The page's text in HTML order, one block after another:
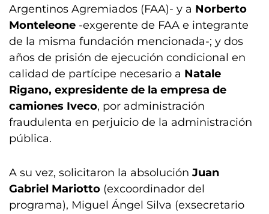
Argentinos Agremiados (FAA)- y a Norberto
Monteleone -exgerente de FAA e integrante
de la misma fundación mencionada-; y dos
años de prisión de ejecución condicional en
calidad de partícipe necesario a Natale
Rigano, expresidente de la empresa de
camiones Iveco, por administración
fraudulenta en perjuicio de la administración
pública.
A su vez, solicitaron la absolución Juan
Gabriel Mariotto (excoordinador del
programa), Miguel Ángel Silva (exsecretario